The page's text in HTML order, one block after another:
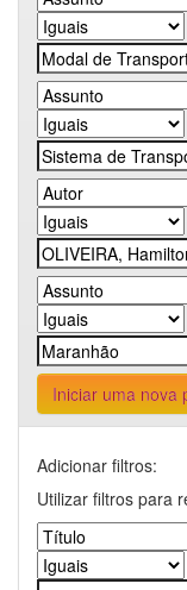
Iniciar uma nova
Adicionar filtros:
Utilizar filtros para